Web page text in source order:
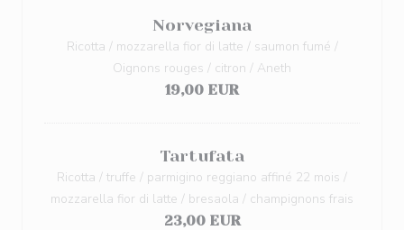
Norvegiana
Ricotta / mozzarella fior di latte / saumon fumé /
Oignons rouges / citron / Aneth
19,00 EUR
Tartufata
Ricotta / truffe / parmigino reggiano affiné 22 mois /
mozzarella fior di latte / bresaola / champignons frais
23,00 EUR